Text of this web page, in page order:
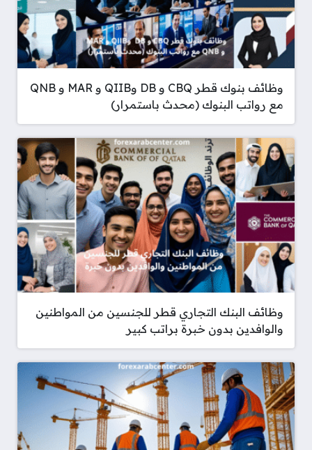
وظائف بنوك قطر CBQ و DB وQIIB و MAR و QNB
مع رواتب البنوك (محدث باستمرار)
وظائف البنك التجاري قطر للجنسين من المواطنين
والوافدين بدون خبرة براتب كبير